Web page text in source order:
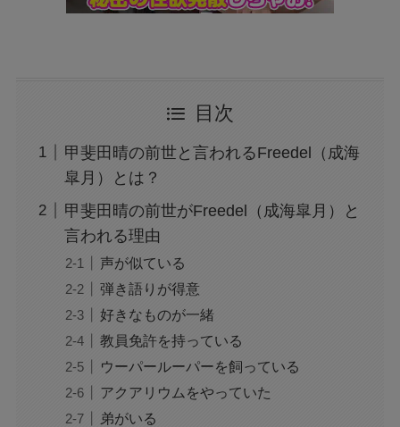
目次
甲斐田晴の前世と言われるFreedel（成海
皐月）とは？
甲斐田晴の前世がFreedel（成海皐月）と
言われる理由
声が似ている
弾き語りが得意
好きなものが一緒
教員免許を持っている
ウーパールーパーを飼っている
アクアリウムをやっていた
弟がいる